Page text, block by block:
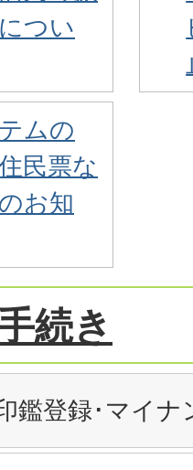
つい
ムの
民票な
お知
続き
鑑登録･マイナ